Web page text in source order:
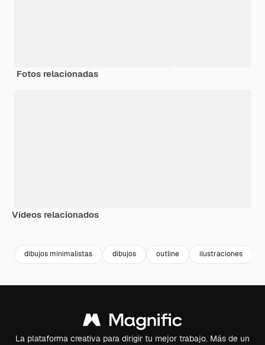
Fotos relacionadas
Vídeos relacionados
dibujos minimalistas dibujos outline ilustraciones
La plataforma creativa para dirigir tu mejor trabajo. Más de un